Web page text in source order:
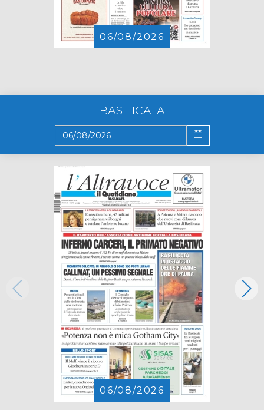
06/08/2026
BASILICATA
06/08/2026